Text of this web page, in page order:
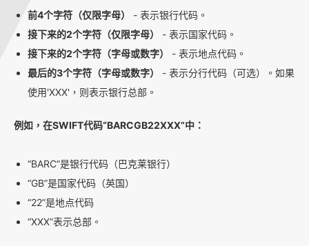
前4个字符（仅限字母）
- 表示银行代码。
接下来的2个字符（仅限字母）
- 表示国家代码。
接下来的2个字符（字母或数字）
- 表示地点代码。
最后的3个字符（字母或数字）
- 表示分行代码（可选）。如果
使用'XXX'，则表示银行总部。
例如，在SWIFT代码“BARCGB22XXX”中：
“BARC”是银行代码（巴克莱银行）
“GB”是国家代码（英国）
“22”是地点代码
“XXX”表示总部。